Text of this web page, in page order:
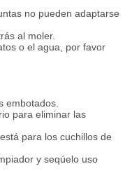
no pueden adaptarse
al moler.
o el agua, por favor
embotados.
para eliminar las
para los cuchillos de
y seqúelo uso